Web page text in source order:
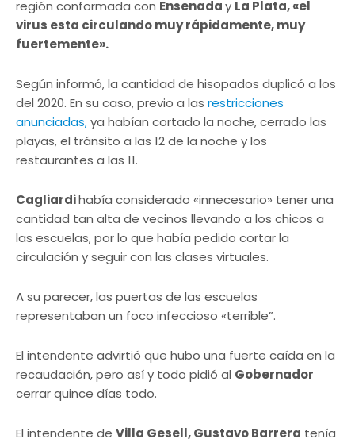
región conformada con Ensenaday La Plata, «el
virus esta circulando muy rápidamente, muy
fuertemente».
Según informó, la cantidad de hisopados duplicó a los
del 2020. En su caso, previo a las restricciones
anunciadas,ya habían cortado la noche, cerrado las
playas, el tránsito a las 12 de la noche y los
restaurantes a las 11.
Cagliardihabía considerado «innecesario» tener una
cantidad tan alta de vecinos llevando a los chicos a
las escuelas, por lo que había pedido cortar la
circulación y seguir con las clases virtuales.
A su parecer, las puertas de las escuelas
representaban un foco infeccioso «terrible”.
El intendente advirtió que hubo una fuerte caída en la
recaudación, pero así y todo pidió al Gobernador
cerrar quince días todo.
El intendente de Villa Gesell, Gustavo Barrera tenía